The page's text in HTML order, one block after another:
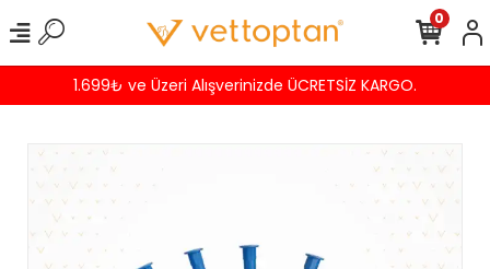
1.699₺ ve Üzeri Alışverinizde ÜCRETSİZ KARGO.
0